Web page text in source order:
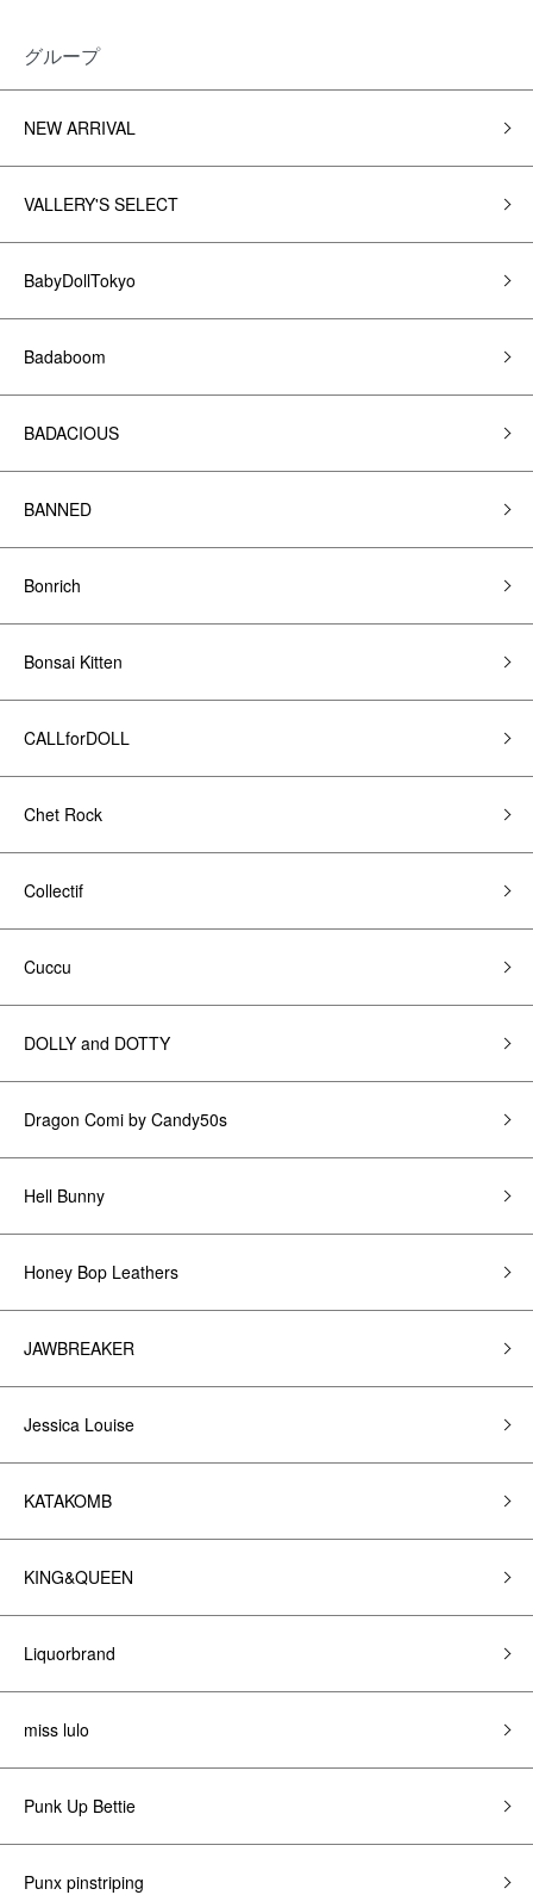
グループ
NEW ARRIVAL
VALLERY'S SELECT
BabyDollTokyo
Badaboom
BADACIOUS
BANNED
Bonrich
Bonsai Kitten
CALLforDOLL
Chet Rock
Collectif
Cuccu
DOLLY and DOTTY
Dragon Comi by Candy50s
Hell Bunny
Honey Bop Leathers
JAWBREAKER
Jessica Louise
KATAKOMB
KING&QUEEN
Liquorbrand
miss lulo
Punk Up Bettie
Punx pinstriping